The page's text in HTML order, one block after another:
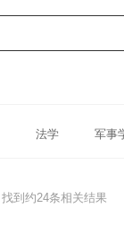
法学 军事
找到约24条相关结果